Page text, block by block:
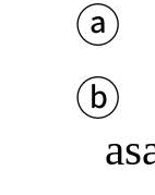
ⓐ
ⓑ